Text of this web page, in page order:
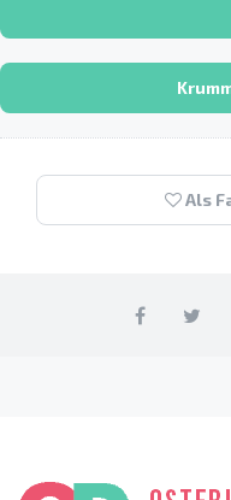
Als